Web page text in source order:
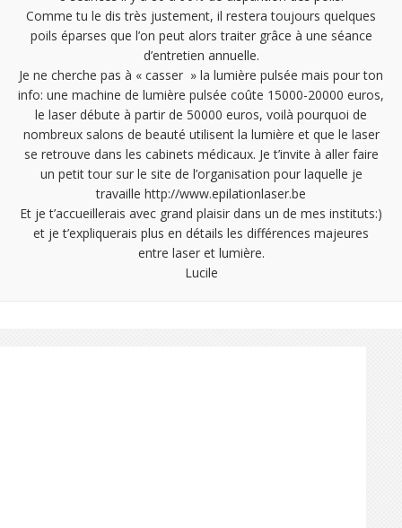
Comme tu le dis très justement, il restera toujours quelques
poils éparses que l’on peut alors traiter grâce à une séance
d’entretien annuelle.
Je ne cherche pas à « casser » la lumière pulsée mais pour ton
info: une machine de lumière pulsée coûte 15000-20000 euros,
le laser débute à partir de 50000 euros, voilà pourquoi de
nombreux salons de beauté utilisent la lumière et que le laser
se retrouve dans les cabinets médicaux. Je t’invite à aller faire
un petit tour sur le site de l’organisation pour laquelle je
travaille http://www.epilationlaser.be
Et je t’accueillerais avec grand plaisir dans un de mes instituts:)
et je t’expliquerais plus en détails les différences majeures
entre laser et lumière.
Lucile